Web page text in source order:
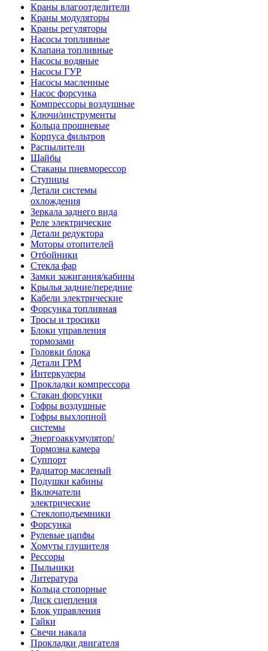
Краны влагоотделители
Краны модуляторы
Краны регуляторы
Насосы топливные
Клапана топливные
Насосы водяные
Насосы ГУР
Насосы масленные
Насос форсунка
Компрессоры воздушные
Ключи/инструменты
Кольца прошневые
Корпуса фильтров
Распылители
Шайбы
Стаканы пневморессор
Ступицы
Детали системы
охлождения
Зеркала заднего вида
Реле электрические
Детали редуктора
Моторы отопителей
Отбойники
Стекла фар
Замки зажигания/кабины
Крылья задние/передние
Кабели электрические
Форсунка топливная
Тросы и тросики
Блоки управления
тормозами
Головки блока
Детали ГРМ
Интеркулеры
Прокладки компрессора
Стакан форсунки
Гофры воздушные
Гофры выхлопной
системы
Энергоаккумулятор/
Тормозна камера
Суппорт
Радиатор масленый
Подушки кабины
Включатели
электрические
Стеклоподъемники
Форсунка
Рулевые цапфы
Хомуты глушителя
Рессоры
Пыльники
Литература
Кольца стопорные
Диск сцепления
Блок управления
Гайки
Свечи накала
Прокладки двигателя